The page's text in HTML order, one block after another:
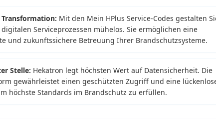
Mit den Mein HPlus Service-Codes gestalten
Serviceprozessen mühelos. Sie ermöglichen eine
und zukunftssichere Betreuung Ihrer Brandschutzsysteme.
Stelle: Hekatron legt höchsten Wert auf Datensicherheit. Die
gewährleistet einen geschützten Zugriff und eine
höchste Standards im Brandschutz zu erfüllen.